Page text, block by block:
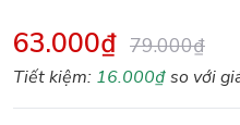
63.000₫ 79.000₫
Tiết kiệm: 16.000₫so với